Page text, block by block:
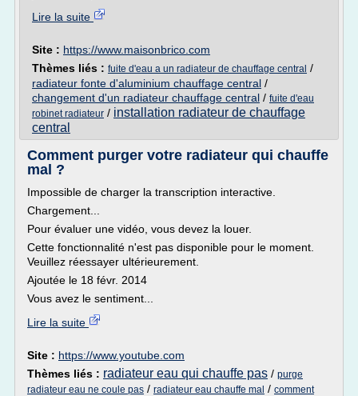
Lire la suite
Site : https://www.maisonbrico.com
Thèmes liés : fuite d'eau a un radiateur de chauffage central /
radiateur fonte d'aluminium chauffage central /
changement d'un radiateur chauffage central / fuite d'eau
robinet radiateur / installation radiateur de chauffage
central
Comment purger votre radiateur qui chauffe
mal ?
Impossible de charger la transcription interactive.
Chargement...
Pour évaluer une vidéo, vous devez la louer.
Cette fonctionnalité n'est pas disponible pour le moment.
Veuillez réessayer ultérieurement.
Ajoutée le 18 févr. 2014
Vous avez le sentiment...
Lire la suite
Site : https://www.youtube.com
Thèmes liés : radiateur eau qui chauffe pas / purge
radiateur eau ne coule pas / radiateur eau chauffe mal / comment